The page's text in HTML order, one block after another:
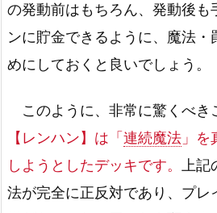
の発動前はもちろん、発動後も
ンに貯金できるように、魔法・
めにしておくと良いでしょう。
このように、非常に驚くべき
【レンハン】は「 連続魔法 」
しようとしたデッキです。 上記
法が完全に正反対であり、プレ